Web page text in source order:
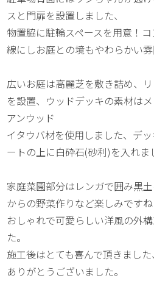
スと門扉を設置しました、
物置脇に駐輪スペースを用意！
線にしお庭との境もやわらかい
広いお庭は高麗芝を敷き詰め、
を設置、ウッドデッキの素材は
アンウッド
イタウバ材を使用しました、デ
ートの上に白砕石(砂利)を入れま
家庭菜園部分はレンガで囲み黒
からの野菜作りなど楽しみですね
おしゃれで可愛らしい洋風の外
た。
施工後はとても喜んで頂きまし
ありがとうございました。